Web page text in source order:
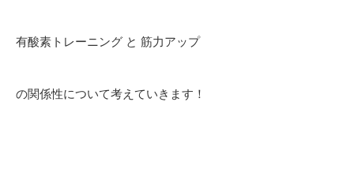
有酸素トレーニング と 筋力アップ
の関係性について考えていきます！